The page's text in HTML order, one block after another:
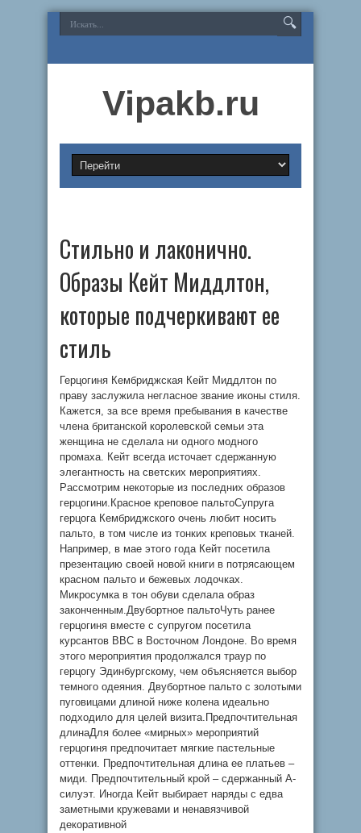
Vipakb.ru
Стильно и лаконично.
Образы Кейт Миддлтон,
которые подчеркивают ее
стиль
Герцогиня Кембриджская Кейт Миддлтон по
праву заслужила негласное звание иконы стиля.
Кажется, за все время пребывания в качестве
члена британской королевской семьи эта
женщина не сделала ни одного модного
промаха. Кейт всегда источает сдержанную
элегантность на светских мероприятиях.
Рассмотрим некоторые из последних образов
герцогини.Красное креповое пальтоСупруга
герцога Кембриджского очень любит носить
пальто, в том числе из тонких креповых тканей.
Например, в мае этого года Кейт посетила
презентацию своей новой книги в потрясающем
красном пальто и бежевых лодочках.
Микросумка в тон обуви сделала образ
законченным.Двубортное пальтоЧуть ранее
герцогиня вместе с супругом посетила
курсантов ВВС в Восточном Лондоне. Во время
этого мероприятия продолжался траур по
герцогу Эдинбургскому, чем объясняется выбор
темного одеяния. Двубортное пальто с золотыми
пуговицами длиной ниже колена идеально
подходило для целей визита.Предпочтительная
длинаДля более «мирных» мероприятий
герцогиня предпочитает мягкие пастельные
оттенки. Предпочтительная длина ее платьев –
миди. Предпочтительный крой – сдержанный А-
силуэт. Иногда Кейт выбирает наряды с едва
заметными кружевами и ненавязчивой
декоративной